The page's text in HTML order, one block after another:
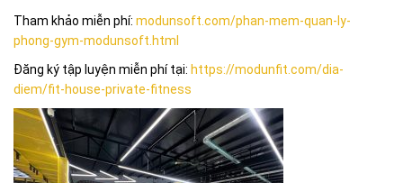
Tham khảo miễn phí: modunsoft.com/phan-mem-quan-ly-
phong-gym-modunsoft.html
Đăng ký tập luyện miễn phí tại: https://modunfit.com/dia-
diem/fit-house-private-fitness